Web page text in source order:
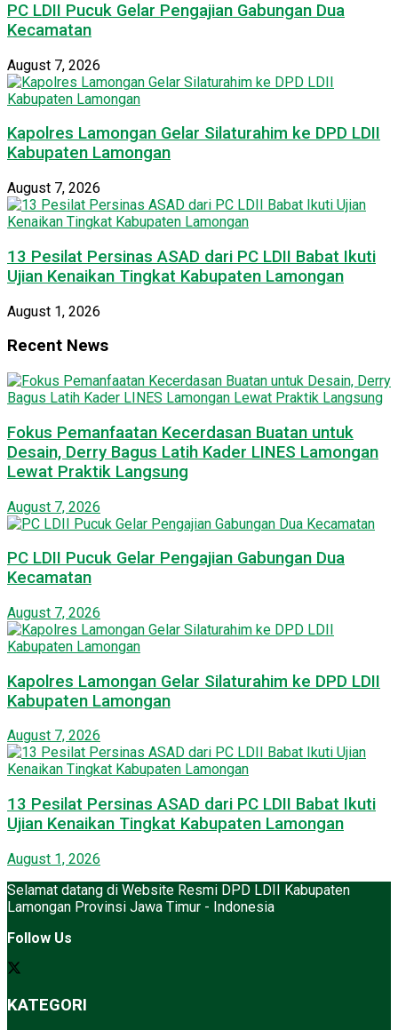
PC LDII Pucuk Gelar Pengajian Gabungan Dua
Kecamatan
August 7, 2026
Kapolres Lamongan Gelar Silaturahim ke DPD LDII
Kabupaten Lamongan
August 7, 2026
13 Pesilat Persinas ASAD dari PC LDII Babat Ikuti
Ujian Kenaikan Tingkat Kabupaten Lamongan
August 1, 2026
Recent News
Fokus Pemanfaatan Kecerdasan Buatan untuk
Desain, Derry Bagus Latih Kader LINES Lamongan
Lewat Praktik Langsung
August 7, 2026
PC LDII Pucuk Gelar Pengajian Gabungan Dua
Kecamatan
August 7, 2026
Kapolres Lamongan Gelar Silaturahim ke DPD LDII
Kabupaten Lamongan
August 7, 2026
13 Pesilat Persinas ASAD dari PC LDII Babat Ikuti
Ujian Kenaikan Tingkat Kabupaten Lamongan
August 1, 2026
Selamat datang di Website Resmi DPD LDII Kabupaten
Lamongan Provinsi Jawa Timur - Indonesia
Follow Us
KATEGORI